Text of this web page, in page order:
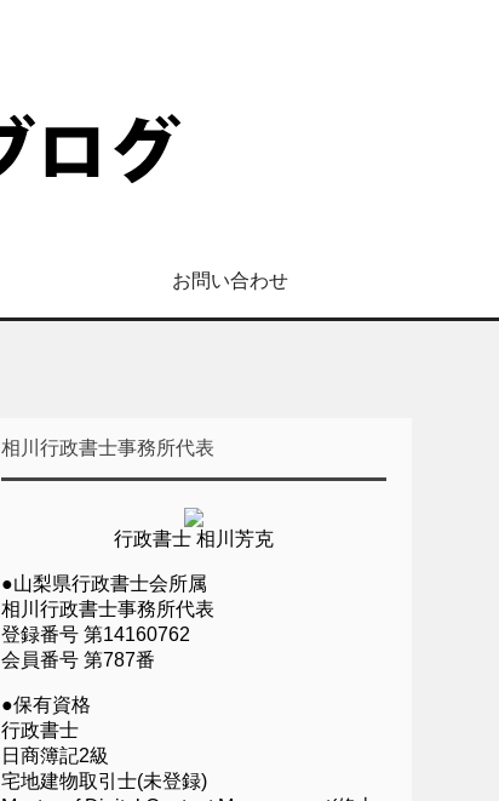
お問い合わせ
相川行政書士事務所代表
行政書士 相川芳克
●山梨県行政書士会所属
相川行政書士事務所代表
登録番号 第14160762
会員番号 第787番
●保有資格
行政書士
日商簿記2級
宅地建物取引士(未登録)